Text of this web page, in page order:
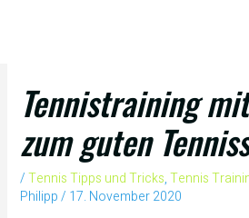
Tennistraining
zum guten
/Tennis Tipps und Tricks,Tennis
Philipp/ 17. November 2020